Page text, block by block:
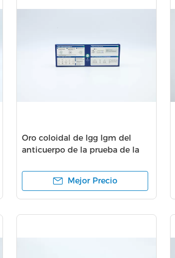
Oro coloidal de Igg Igm del
anticuerpo de la prueba de la
rápida del equipo 99
Mejor Precio